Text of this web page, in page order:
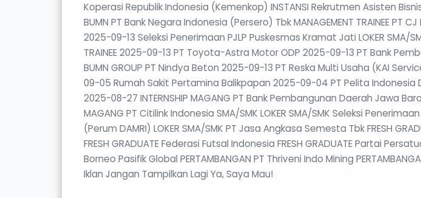
Koperasi Republik Indonesia (Kemenkop) INSTANSI Rekrutmen Asisten
BUMN PT Bank Negara Indonesia (Persero) Tbk MANAGEMENT TRAINEE PT
2025-09-13 Seleksi Penerimaan PJLP Puskesmas Kramat Jati LOKER SMA/
TRAINEE 2025-09-13 PT Toyota-Astra Motor ODP 2025-09-13 PT Bank
BUMN GROUP PT Nindya Beton 2025-09-13 PT Reska Multi Usaha (KAI
09-05 Rumah Sakit Pertamina Balikpapan 2025-09-04 PT Pelita Indonesia
2025-08-27 INTERNSHIP MAGANG PT Bank Pembangunan Daerah Jawa
MAGANG PT Citilink Indonesia SMA/SMK LOKER SMA/SMK Seleksi
(Perum DAMRI) LOKER SMA/SMK PT Jasa Angkasa Semesta Tbk FRESH
FRESH GRADUATE Federasi Futsal Indonesia FRESH GRADUATE Partai
Borneo Pasifik Global PERTAMBANGAN PT Thriveni Indo Mining
Iklan Jangan Tampilkan Lagi Ya, Saya Mau!